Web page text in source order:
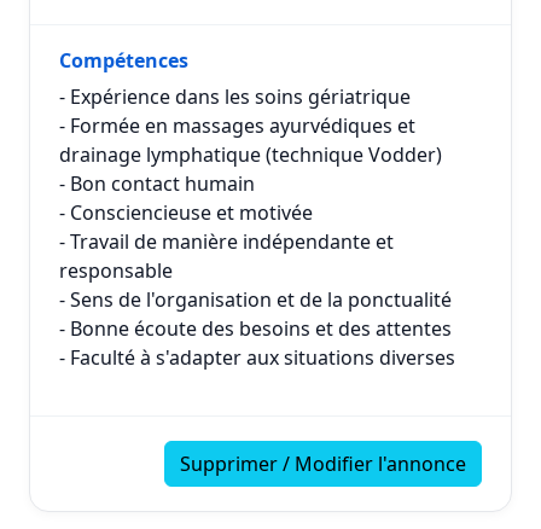
Compétences
- Expérience dans les soins gériatrique
- Formée en massages ayurvédiques et
drainage lymphatique (technique Vodder)
- Bon contact humain
- Consciencieuse et motivée
- Travail de manière indépendante et
responsable
- Sens de l'organisation et de la ponctualité
- Bonne écoute des besoins et des attentes
- Faculté à s'adapter aux situations diverses
Supprimer / Modifier l'annonce